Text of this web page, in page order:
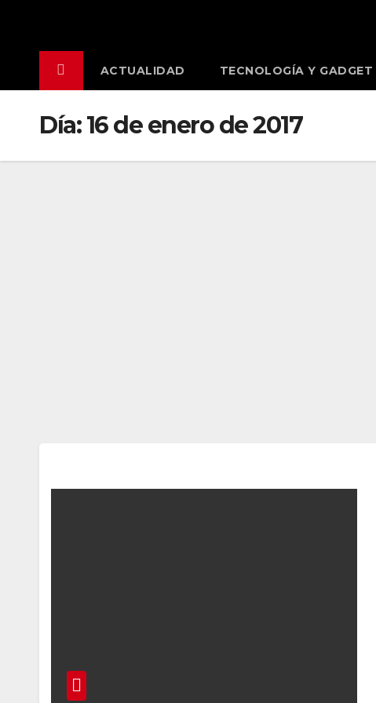
ACTUALIDAD TECNOLOGÍA Y GADGET
Día:16 de enero de 2017